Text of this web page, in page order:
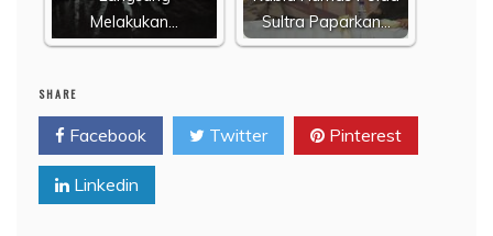
Melakukan…
Sultra Paparkan…
SHARE
Facebook Twitter Pinterest
Linkedin